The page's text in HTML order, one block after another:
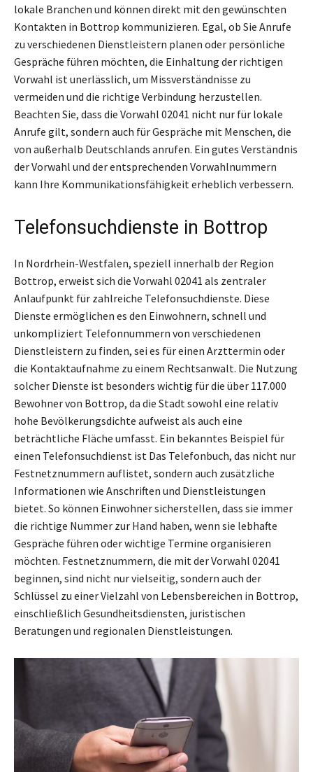
lokale Branchen und können direkt mit den gewünschten
Kontakten in Bottrop kommunizieren. Egal, ob Sie Anrufe
zu verschiedenen Dienstleistern planen oder persönliche
Gespräche führen möchten, die Einhaltung der richtigen
Vorwahl ist unerlässlich, um Missverständnisse zu
vermeiden und die richtige Verbindung herzustellen.
Beachten Sie, dass die Vorwahl 02041 nicht nur für lokale
Anrufe gilt, sondern auch für Gespräche mit Menschen, die
von außerhalb Deutschlands anrufen. Ein gutes Verständnis
der Vorwahl und der entsprechenden Vorwahlnummern
kann Ihre Kommunikationsfähigkeit erheblich verbessern.
Telefonsuchdienste in Bottrop
In Nordrhein-Westfalen, speziell innerhalb der Region
Bottrop, erweist sich die Vorwahl 02041 als zentraler
Anlaufpunkt für zahlreiche Telefonsuchdienste. Diese
Dienste ermöglichen es den Einwohnern, schnell und
unkompliziert Telefonnummern von verschiedenen
Dienstleistern zu finden, sei es für einen Arzttermin oder
die Kontaktaufnahme zu einem Rechtsanwalt. Die Nutzung
solcher Dienste ist besonders wichtig für die über 117.000
Bewohner von Bottrop, da die Stadt sowohl eine relativ
hohe Bevölkerungsdichte aufweist als auch eine
beträchtliche Fläche umfasst. Ein bekanntes Beispiel für
einen Telefonsuchdienst ist Das Telefonbuch, das nicht nur
Festnetznummern auflistet, sondern auch zusätzliche
Informationen wie Anschriften und Dienstleistungen
bietet. So können Einwohner sicherstellen, dass sie immer
die richtige Nummer zur Hand haben, wenn sie lebhafte
Gespräche führen oder wichtige Termine organisieren
möchten. Festnetznummern, die mit der Vorwahl 02041
beginnen, sind nicht nur vielseitig, sondern auch der
Schlüssel zu einer Vielzahl von Lebensbereichen in Bottrop,
einschließlich Gesundheitsdiensten, juristischen
Beratungen und regionalen Dienstleistungen.